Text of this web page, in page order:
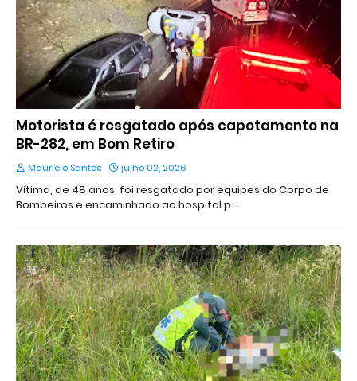
Motorista é resgatado após capotamento na
BR-282, em Bom Retiro
Maurício Santos julho 02, 2026
Vítima, de 48 anos, foi resgatado por equipes do Corpo de
Bombeiros e encaminhado ao hospital p…